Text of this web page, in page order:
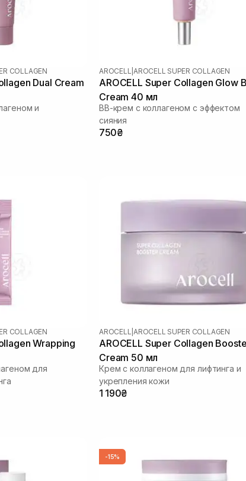
COLLAGEN
Dual Cream
и
AROCELL AROCELL SUPER COLLAGEN
AROCELL Super Collagen Glow
Cream 40 мл
ВВ-крем с коллагеном с эффектом
сияния
750₴
COLLAGEN
Wrapping
для
AROCELL AROCELL SUPER COLLAGEN
AROCELL Super Collagen
Cream 50 мл
Крем с коллагеном для лифтинга и
укрепления кожи
1 190₴
-15%